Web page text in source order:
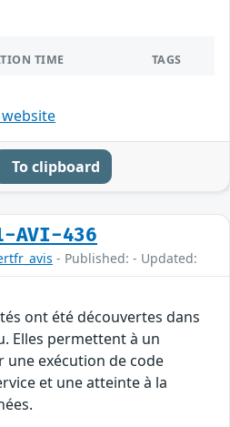
TIME TAGS
To clipboard
AVI-436
- Published: - Updated:
ont été découvertes dans
Elles permettent à un
exécution de code
et une atteinte à la